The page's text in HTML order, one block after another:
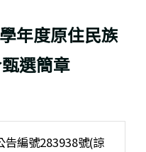
年度原住民族
選簡章
告編號283938號(諒